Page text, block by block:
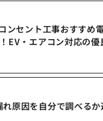
ンセント工事おすすめ
EV・エアコン対応の優
原因を自分で調べる